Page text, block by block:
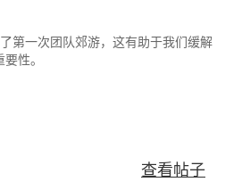
第一次团队郊游，这有助于我们缓解
性。
查看帖子